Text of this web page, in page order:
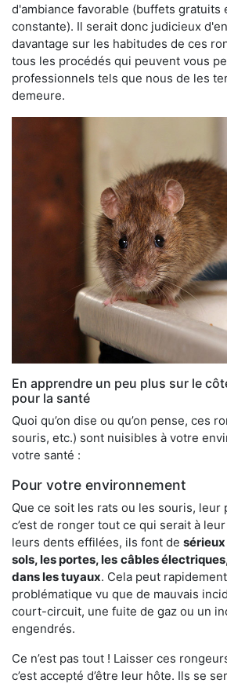
d'ambiance favorable (buffets gratuits
constante). Il serait donc judicieux
davantage sur les habitudes de ces
tous les procédés qui peuvent vous
professionnels tels que nous de les
demeure.
En apprendre un peu plus sur le
pour la santé
Quoi qu’on dise ou qu’on pense, ces
souris, etc.) sont nuisibles à votre
votre santé :
Pour votre environnement
Que ce soit les rats ou les souris, leur
c’est de ronger tout ce qui serait à
leurs dents effilées, ils font de
sols, les portes, les câbles
dans les tuyaux. Cela peut
problématique vu que de mauvais
court-circuit, une fuite de gaz ou un
engendrés.
Ce n’est pas tout ! Laisser ces
c’est accepté d’être leur hôte. Ils se